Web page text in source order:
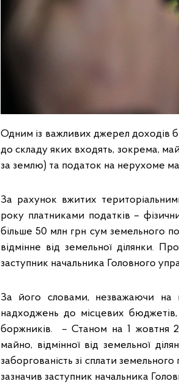
Одним із важливих джерел доходів
до складу яких входять, зокрема,
за землю) та податок на нерухоме
За рахунок вжитих
року платниками податків –
більше 50 млн грн сум земельного
відмінне від земельної ділянки.
заступник начальника Головного
За його словами, незважаючи на
надходжень до місцевих бюджетів,
боржників. – Станом на 1 жовтня
майно, відмінної від земельної
заборгованість зі сплати
зазначив заступник начальника